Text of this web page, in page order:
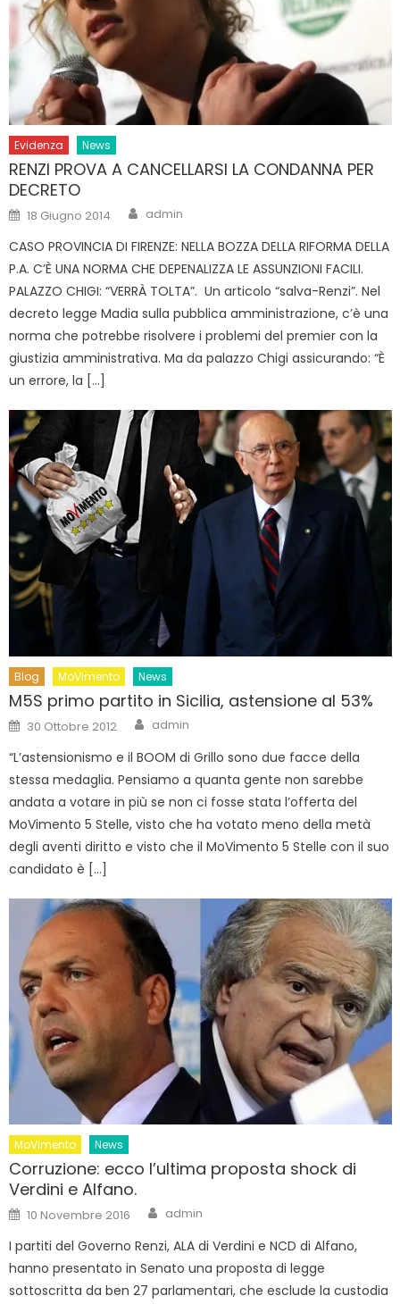
Evidenza News
RENZI PROVA A CANCELLARSI LA CONDANNA PER
DECRETO
Posted
on
18 Giugno 2014 Author
admin
CASO PROVINCIA DI FIRENZE: NELLA BOZZA DELLA RIFORMA DELLA
P.A. C’È UNA NORMA CHE DEPENALIZZA LE ASSUNZIONI FACILI.
PALAZZO CHIGI: “VERRÀ TOLTA”. Un articolo “salva-Renzi”. Nel
decreto legge Madia sulla pubblica amministrazione, c’è una
norma che potrebbe risolvere i problemi del premier con la
giustizia amministrativa. Ma da palazzo Chigi assicurando: “È
un errore, la […]
Blog MoVimento News
M5S primo partito in Sicilia, astensione al 53%
Posted
on
30 Ottobre 2012 Author
admin
“L’astensionismo e il BOOM di Grillo sono due facce della
stessa medaglia. Pensiamo a quanta gente non sarebbe
andata a votare in più se non ci fosse stata l’offerta del
MoVimento 5 Stelle, visto che ha votato meno della metà
degli aventi diritto e visto che il MoVimento 5 Stelle con il suo
candidato è […]
MoVimento News
Corruzione: ecco l’ultima proposta shock di
Verdini e Alfano.
Posted
on
10 Novembre 2016 Author
admin
I partiti del Governo Renzi, ALA di Verdini e NCD di Alfano,
hanno presentato in Senato una proposta di legge
sottoscritta da ben 27 parlamentari, che esclude la custodia